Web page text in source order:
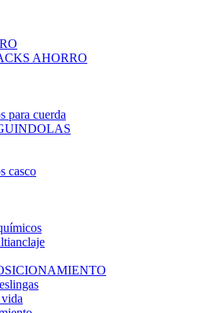
AHORRO
para cuerda
casco